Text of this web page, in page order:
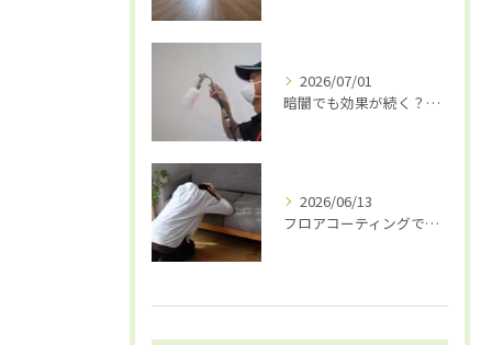
2026/07/01
暗闇でも効果が続く？「無光触媒コーティング」の仕組みと選ばれる理由
2026/06/13
フロアコーティングで「後悔」しないために！契約前に確認すべき3つのポイン